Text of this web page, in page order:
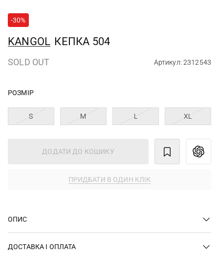
-30%
KANGOL КЕПКА 504
SOLD OUT Артикул: 2312543
РОЗМІР
S M L XL
ДОДАТИ ДО КОШИКУ
ПРИДБАТИ В ОДИН КЛІК
ОПИС
ДОСТАВКА І ОПЛАТА